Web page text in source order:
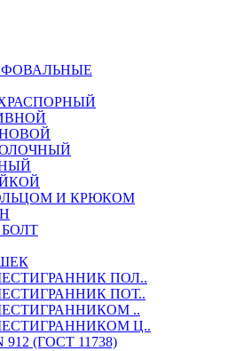
И КРЮКОМ
ПОЛ..
ПОТ..
..
Ц..
912 (ГОСТ 11738)